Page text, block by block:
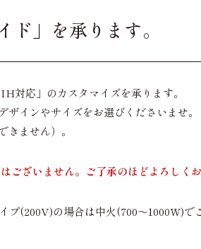
」を承ります。
対応」のカスタマイズを承ります。
インやサイズをお選びくださいませ
ません）。
ざいません。ご了承のほどよろしくお
(200V)の場合は中火(700～1000W)で